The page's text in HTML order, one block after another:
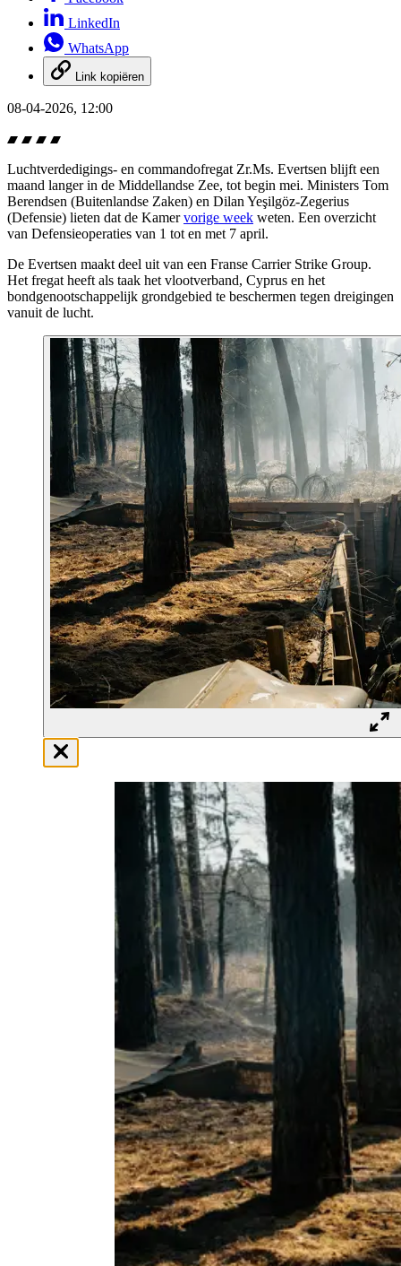
LinkedIn
WhatsApp
Link kopiëren
08-04-2026, 12:00
Luchtverdedigings- en commandofregat Zr.Ms. Evertsen blijft een
maand langer in de Middellandse Zee, tot begin mei. Ministers Tom
Berendsen (Buitenlandse Zaken) en Dilan Yeşilgöz-Zegerius
(Defensie) lieten dat de Kamervorige week weten. Een overzicht
van Defensieoperaties van 1 tot en met 7 april.
De Evertsen maakt deel uit van een Franse Carrier Strike Group.
Het fregat heeft als taak het vlootverband, Cyprus en het
bondgenootschappelijk grondgebied te beschermen tegen dreigingen
vanuit de lucht.